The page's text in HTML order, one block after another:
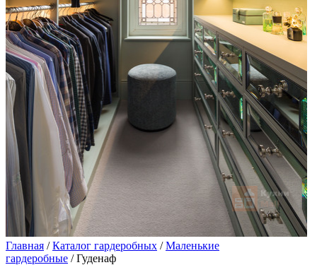
Главная /Каталог гардеробных /Маленькие
гардеробные / Гуденаф